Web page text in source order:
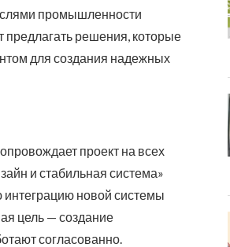
промышленности
предлагать решения, которые
для создания надежных
проект на всех
и стабильная система»
интеграцию новой системы
цель — создание
согласованно.